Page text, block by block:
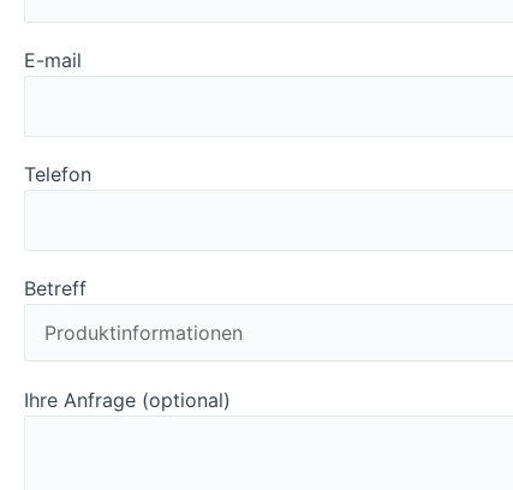
E-mail
Telefon
Betreff
Ihre Anfrage (optional)